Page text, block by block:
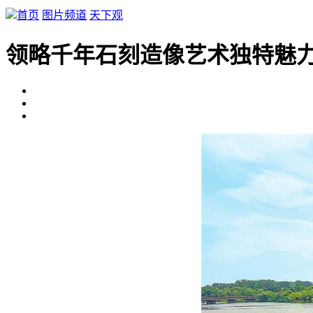
首页 图片频道 天下观
领略千年石刻造像艺术独特魅